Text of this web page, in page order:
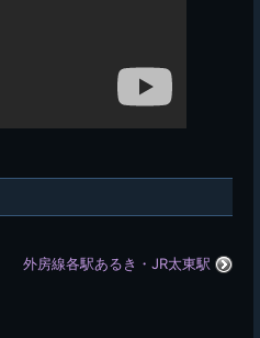
外房線各駅あるき・JR太東駅